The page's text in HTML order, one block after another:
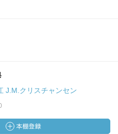
J.M.クリスチャンセン